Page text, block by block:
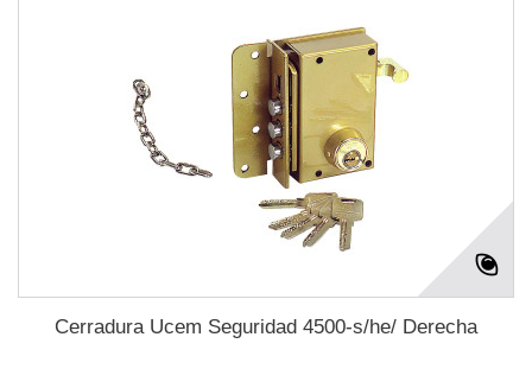
Cerradura Ucem Seguridad 4500-s/he/ Derecha